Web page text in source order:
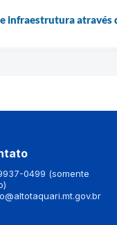
infraestrutura
0499 (somente